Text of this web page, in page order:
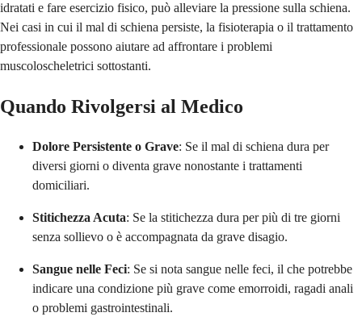
idratati e fare esercizio fisico, può alleviare la pressione sulla schiena.
Nei casi in cui il mal di schiena persiste, la fisioterapia o il trattamento
professionale possono aiutare ad affrontare i problemi
muscoloscheletrici sottostanti.
Quando Rivolgersi al Medico
Dolore Persistente o Grave: Se il mal di schiena dura per
diversi giorni o diventa grave nonostante i trattamenti
domiciliari.
Stitichezza Acuta: Se la stitichezza dura per più di tre giorni
senza sollievo o è accompagnata da grave disagio.
Sangue nelle Feci: Se si nota sangue nelle feci, il che potrebbe
indicare una condizione più grave come emorroidi, ragadi anali
o problemi gastrointestinali.